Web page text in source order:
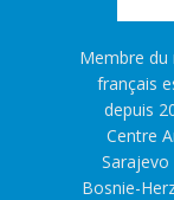
Membre du
français
depuis
Centre
Sarajevo
Bosnie-